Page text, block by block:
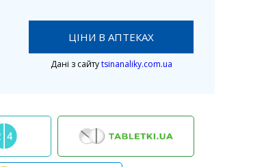
ЦІНИ В АПТЕКАХ
Дані з сайтуtsinanaliky.com.ua